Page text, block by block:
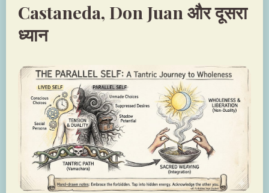
Castaneda, Don Juan और दूसरा
ध्यान